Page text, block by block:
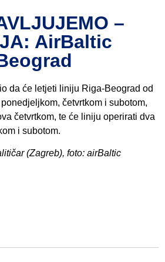
–
AirBaltic
da će letjeti liniju Riga-Beograd od
četvrtkom i subotom,
četvrtkom, te će liniju operirati dva
i subotom.
(Zagreb), foto: airBaltic